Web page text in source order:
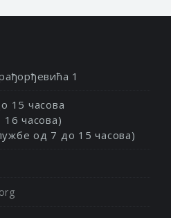
1
15 часова
часова)
од 7 до 15 часова)